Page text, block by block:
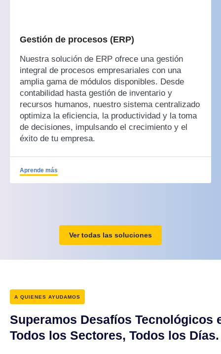
Gestión de procesos (ERP)
Nuestra solución de ERP ofrece una gestión
integral de procesos empresariales con una
amplia gama de módulos disponibles. Desde
contabilidad hasta gestión de inventario y
recursos humanos, nuestro sistema centralizado
optimiza la eficiencia, la productividad y la toma
de decisiones, impulsando el crecimiento y el
éxito de tu empresa.
Aprende más
Ver todas las soluciones
A QUIENES AYUDAMOS
Superamos Desafíos Tecnológicos
Todos los Sectores, Todos los Días.